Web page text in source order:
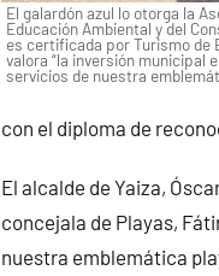
El galardón azul lo otorga la
Educación Ambiental y del
es certificada por Turismo de
valora “la inversión municipal
servicios de nuestra
con el diploma de
El alcalde de Yaiza,
concejala de Playas,
nuestra emblemática